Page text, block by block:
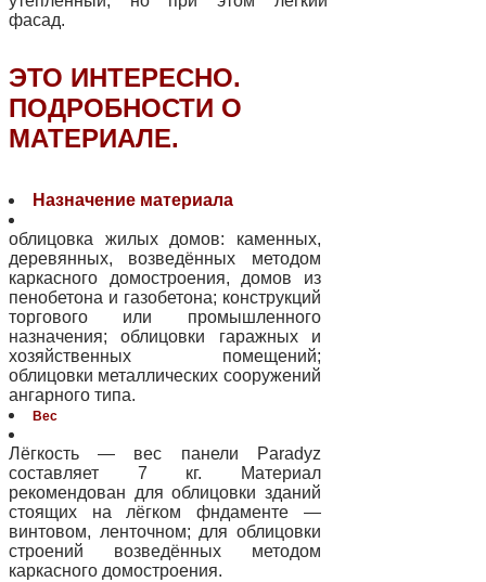
фасад.
ЭТО ИНТЕРЕСНО.
ПОДРОБНОСТИ О
МАТЕРИАЛЕ.
Назначение материала
облицовка жилых домов: каменных,
деревянных, возведённых методом
каркасного домостроения, домов из
пенобетона и газобетона; конструкций
торгового или промышленного
назначения; облицовки гаражных и
хозяйственных помещений;
облицовки металлических сооружений
ангарного типа.
Вес
Лёгкость — вес панели Paradyz
составляет 7 кг. Материал
рекомендован для облицовки зданий
стоящих на лёгком фндаменте —
винтовом, ленточном; для облицовки
строений возведённых методом
каркасного домостроения.